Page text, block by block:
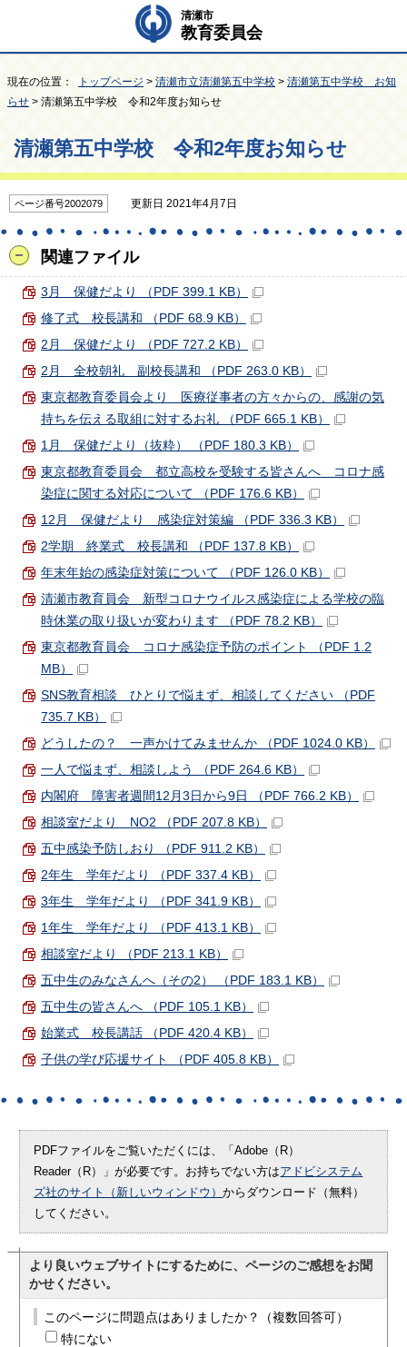
清瀬市
教育委員会
現在の位置： トップページ > 清瀬市立清瀬第五中学校 > 清瀬第五中学校 お知
らせ > 清瀬第五中学校 令和2年度お知らせ
清瀬第五中学校 令和2年度お知らせ
ページ番号2002079 更新日 2021年4月7日
関連ファイル
3月 保健だより （PDF 399.1 KB）
修了式 校長講和 （PDF 68.9 KB）
2月 保健だより （PDF 727.2 KB）
2月 全校朝礼 副校長講和 （PDF 263.0 KB）
東京都教育委員会より 医療従事者の方々からの、感謝の気
持ちを伝える取組に対するお礼 （PDF 665.1 KB）
1月 保健だより（抜粋） （PDF 180.3 KB）
東京都教育委員会 都立高校を受験する皆さんへ コロナ感
染症に関する対応について （PDF 176.6 KB）
12月 保健だより 感染症対策編 （PDF 336.3 KB）
2学期 終業式 校長講和 （PDF 137.8 KB）
年末年始の感染症対策について （PDF 126.0 KB）
清瀬市教育員会 新型コロナウイルス感染症による学校の臨
時休業の取り扱いが変わります （PDF 78.2 KB）
東京都教育員会 コロナ感染症予防のポイント （PDF 1.2
MB）
SNS教育相談 ひとりで悩まず、相談してください （PDF
735.7 KB）
どうしたの？ 一声かけてみませんか （PDF 1024.0 KB）
一人で悩まず、相談しよう （PDF 264.6 KB）
内閣府 障害者週間12月3日から9日 （PDF 766.2 KB）
相談室だより NO2 （PDF 207.8 KB）
五中感染予防しおり （PDF 911.2 KB）
2年生 学年だより （PDF 337.4 KB）
3年生 学年だより （PDF 341.9 KB）
1年生 学年だより （PDF 413.1 KB）
相談室だより （PDF 213.1 KB）
五中生のみなさんへ（その2） （PDF 183.1 KB）
五中生の皆さんへ （PDF 105.1 KB）
始業式 校長講話 （PDF 420.4 KB）
子供の学び応援サイト （PDF 405.8 KB）
PDFファイルをご覧いただくには、「Adobe（R）
Reader（R）」が必要です。お持ちでない方はアドビシステム
ズ社のサイト（新しいウィンドウ）からダウンロード（無料）
してください。
より良いウェブサイトにするために、ページのご感想をお聞
かせください。
このページに問題点はありましたか？（複数回答可）
特にない